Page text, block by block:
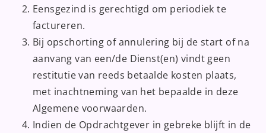
Eensgezind is gerechtigd om periodiek te
factureren.
Bij opschorting of annulering bij de start of na
aanvang van een/de Dienst(en) vindt geen
restitutie van reeds betaalde kosten plaats,
met inachtneming van het bepaalde in deze
Algemene voorwaarden.
Indien de Opdrachtgever in gebreke blijft in de